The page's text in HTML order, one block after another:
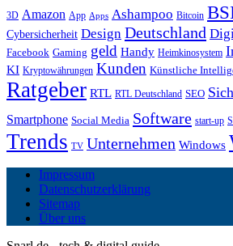
3D Amazon App Apps Ashampoo Bitcoin
Cybersicherheit Design Deutschland
Facebook Gaming geld Handy Heimkinosystem
KI Kryptowährungen Kunden Künstliche
Ratgeber RTL RTL Deutschland SEO
Smartphone Social Media Software start-up
Trends TV Unternehmen Windows
Impressum
Datenschutzerklärung
Sitemap
Über uns